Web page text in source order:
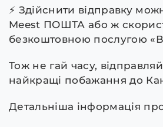
⚡️ Здійснити відправку
Meest ПОШТА або ж
безкоштовною послугою
Тож не гай часу,
найкращі побажання до
Детальніша інформація